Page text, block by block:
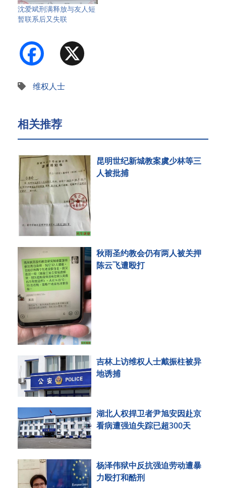
沈爱斌刑满释放与友人短
暂联系后又失联
Facebook
维权人士
相关推荐
昆明世纪新城教案虞少林等三
人被批捕
秋雨圣约教会仍有两人被关押
陈云飞遭殴打
吉林上访维权人士戴振柱被异
地诱捕
湖北人权捍卫者尹旭安因赴京
看病遭强迫失踪已超300天
杨泽伟狱中反抗强迫劳动遭暴
力殴打和酷刑